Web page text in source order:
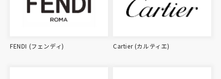
FENDI (フェンディ) Cartier (カルティエ)